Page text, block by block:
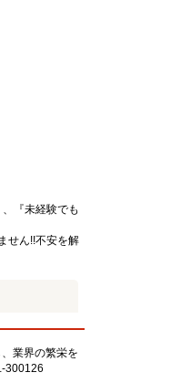
『未経験でも
せん!!不安を解
業界の繁栄を
300126